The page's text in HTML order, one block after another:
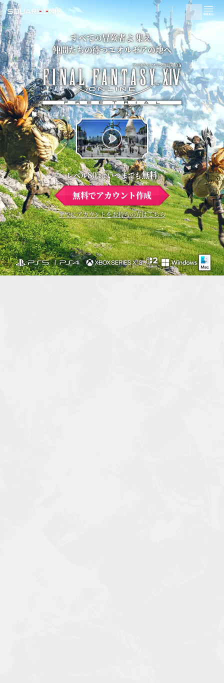
すべての冒険者よ 集え
仲間たちの待つエオルゼアの地へ
レベル80までいつまでも無料
無料でアカウント作成
すでにアカウントをお持ちの方はこちら